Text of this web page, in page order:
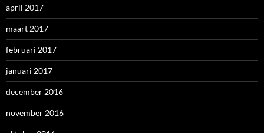
april 2017
maart 2017
februari 2017
januari 2017
december 2016
november 2016